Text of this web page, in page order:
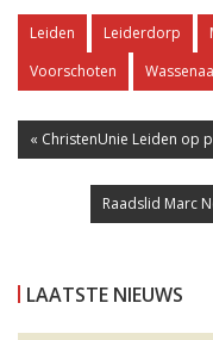
Leiden Leiderdorp
Voorschoten
« ChristenUnie Leiden op
Raadslid Marc
LAATSTE NIEUWS